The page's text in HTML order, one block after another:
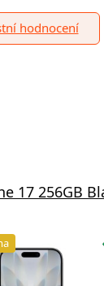
hodnocení
17 256GB